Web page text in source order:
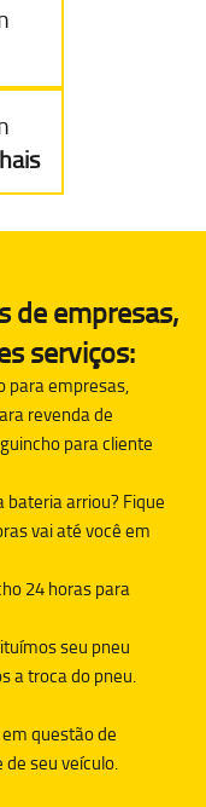
de empresas,
serviços:
para empresas,
revenda de
para cliente
bateria arriou? Fique
vai até você em
24 horas para
seu pneu
a troca do pneu.
em questão de
seu veículo.